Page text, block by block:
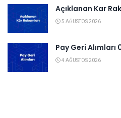
Açıklanan Kar
5 AĞUSTOS 2026
Pay Geri
4 AĞUSTOS 2026